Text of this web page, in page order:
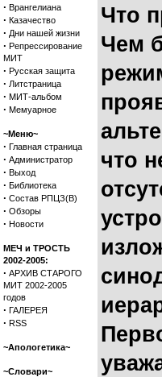
· Врангелиана
· Казачество
· Дни нашей жизни
· Репрессирование
МИТ
· Русская защита
· Литстраница
· МИТ-альбом
· Мемуарное
~Меню~
· Главная страница
· Администратор
· Выход
· Библиотека
· Состав РПЦЗ(В)
· Обзоры
· Новости
МЕЧ и ТРОСТЬ
2002-2005:
· АРХИВ СТАРОГО
МИТ 2002-2005
годов
· ГАЛЕРЕЯ
· RSS
~Апологетика~
~Словари~
Что
Чем
что